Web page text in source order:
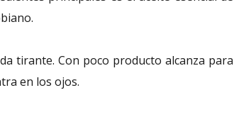
tirante. Con poco producto alcanza para
en los ojos.